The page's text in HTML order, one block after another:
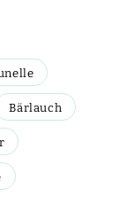
Bärlauch